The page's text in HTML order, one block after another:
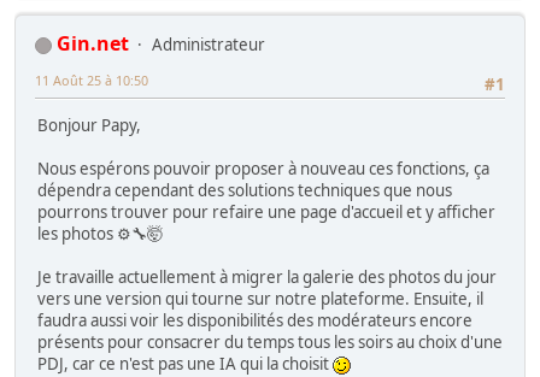
Gin.net
Administrateur
#1
11 Août 25 à 10:50
Bonjour Papy,
Nous espérons pouvoir proposer à nouveau ces fonctions, ça
dépendra cependant des solutions techniques que nous
pourrons trouver pour refaire une page d'accueil et y afficher
les photos ⚙️🔧🤯
Je travaille actuellement à migrer la galerie des photos du jour
vers une version qui tourne sur notre plateforme. Ensuite, il
faudra aussi voir les disponibilités des modérateurs encore
présents pour consacrer du temps tous les soirs au choix d'une
PDJ, car ce n'est pas une IA qui la choisit